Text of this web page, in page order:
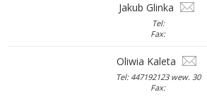
Jakub Glinka
Tel:
Fax:
Oliwia Kaleta
Tel: 447192123 wew. 30
Fax: